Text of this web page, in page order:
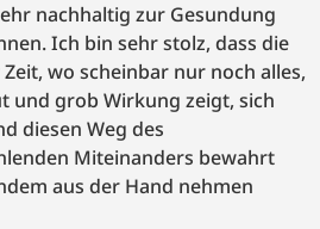
nachhaltig zur Gesundung
Ich bin sehr stolz, dass die
wo scheinbar nur noch alles,
und grob Wirkung zeigt, sich
diesen Weg des
Miteinanders bewahrt
aus der Hand nehmen